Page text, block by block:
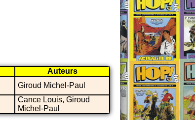
Auteurs
Giroud Michel-Paul
Cance Louis, Giroud
Michel-Paul